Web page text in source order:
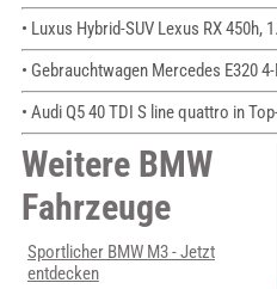
• Luxus Hybrid-SUV Lexus RX 450h,
• Gebrauchtwagen Mercedes E320
• Audi Q5 40 TDI S line quattro in
Weitere BMW
Fahrzeuge
Sportlicher BMW M3 - Jetzt
entdecken